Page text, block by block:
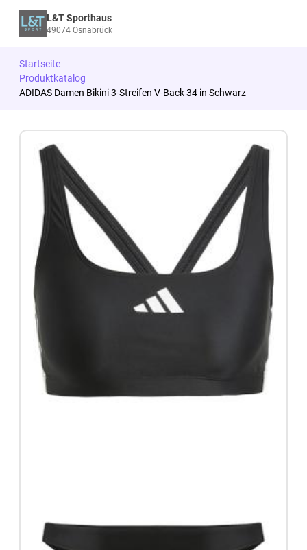
L&T Sporthaus
49074 Osnabrück
Startseite
Produktkatalog
ADIDAS Damen Bikini 3-Streifen V-Back 34 in Schwarz